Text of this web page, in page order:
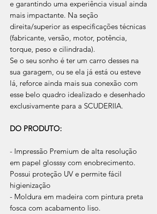
e garantindo uma experiência visual ainda
mais impactante. Na seção
direita/superior as especificações técnicas
(fabricante, versão, motor, potência,
torque, peso e cilindrada).
Se o seu sonho é ter um carro desses na
sua garagem, ou se ela já está ou esteve
lá, reforce ainda mais sua conexão com
esse belo quadro idealizado e desenhado
exclusivamente para a SCUDERIIA.
DO PRODUTO:
- Impressão Premium de alta resolução
em papel glosssy com enobrecimento.
Possui proteção UV e permite fácil
higienização
- Moldura em madeira com pintura preta
fosca com acabamento liso.